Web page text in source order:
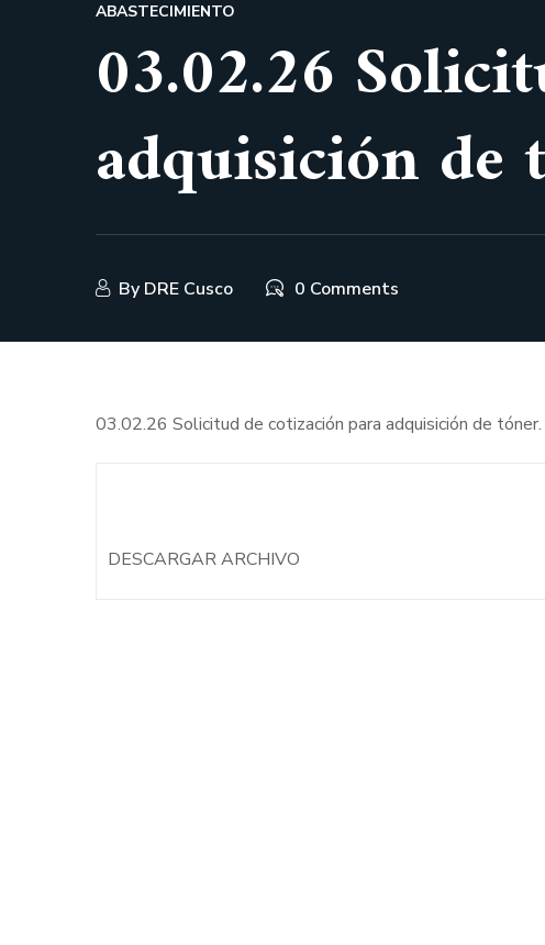
ABASTECIMIENTO
03.02.26
adquisición de
By DRE Cusco 0 Comments
03.02.26 Solicitud de cotización para adquisición de tóner.
DESCARGAR ARCHIVO